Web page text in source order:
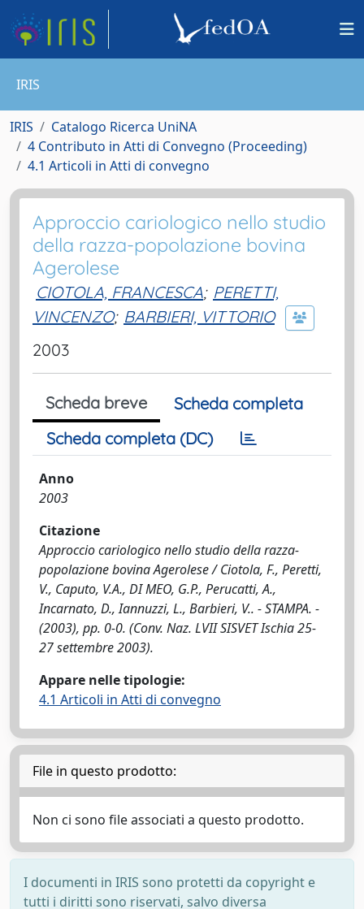
IRIS
IRIS
Catalogo Ricerca UniNA
4 Contributo in Atti di Convegno (Proceeding)
4.1 Articoli in Atti di convegno
Approccio cariologico nello studio
della razza-popolazione bovina
Agerolese
CIOTOLA, FRANCESCA; PERETTI,
VINCENZO; BARBIERI, VITTORIO
2003
Scheda breve
Scheda completa
Scheda completa (DC)
Anno
2003
Citazione
Approccio cariologico nello studio della razza-
popolazione bovina Agerolese / Ciotola, F., Peretti,
V., Caputo, V.A., DI MEO, G.P., Perucatti, A.,
Incarnato, D., Iannuzzi, L., Barbieri, V.. - STAMPA. -
(2003), pp. 0-0. (Conv. Naz. LVII SISVET Ischia 25-
27 settembre 2003).
Appare nelle tipologie:
4.1 Articoli in Atti di convegno
File in questo prodotto:
Non ci sono file associati a questo prodotto.
I documenti in IRIS sono protetti da copyright e
tutti i diritti sono riservati, salvo diversa